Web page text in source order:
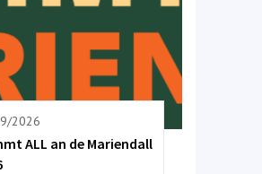
2026
ALL an de Mariendall